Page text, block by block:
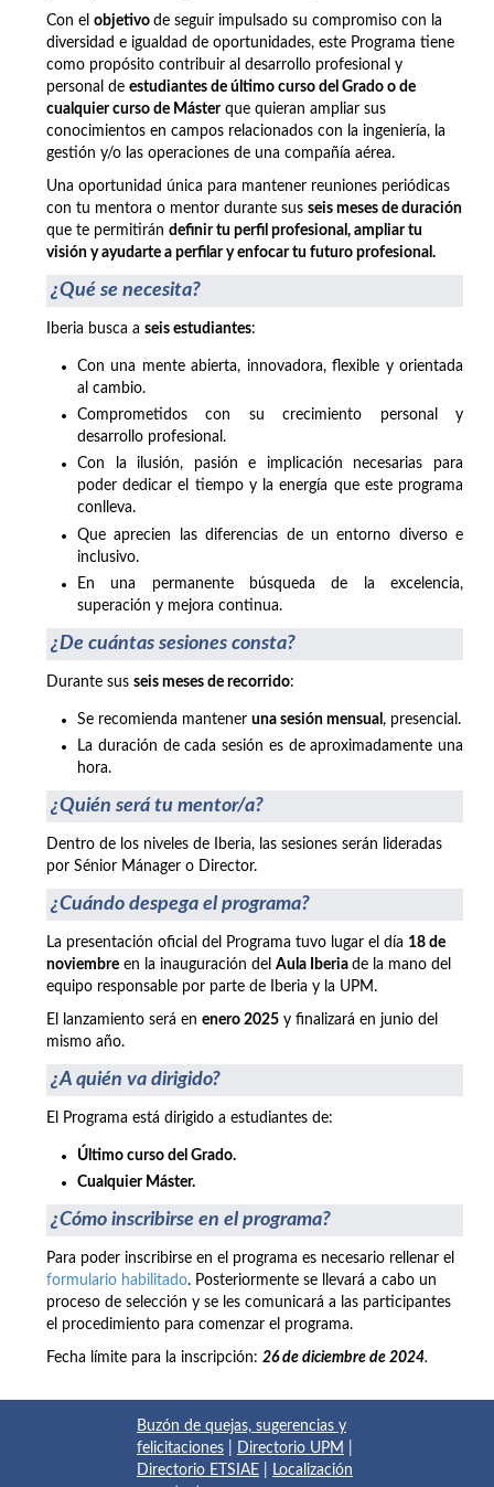
Con el objetivo de seguir impulsado su compromiso con la
diversidad e igualdad de oportunidades, este Programa tiene
como propósito contribuir al desarrollo profesional y
personal de estudiantes de último curso del Grado o de
cualquier curso de Másterque quieran ampliar sus
conocimientos en campos relacionados con la ingeniería, la
gestión y/o las operaciones de una compañía aérea.
Una oportunidad única para mantener reuniones periódicas
con tu mentora o mentor durante sus seis meses de duración
que te permitirán definir tu perfil profesional, ampliar tu
visión y ayudarte a perfilar y enfocar tu futuro profesional.
¿Qué se necesita?
Iberia busca a seis estudiantes:
Con una mente abierta, innovadora, flexible y orientada
al cambio.
Comprometidos con su crecimiento personal y
desarrollo profesional.
Con la ilusión, pasión e implicación necesarias para
poder dedicar el tiempo y la energía que este programa
conlleva.
Que aprecien las diferencias de un entorno diverso e
inclusivo.
En una permanente búsqueda de la excelencia,
superación y mejora continua.
¿De cuántas sesiones consta?
Durante sus seis meses de recorrido:
Se recomienda mantener una sesión mensual , presencial.
La duración de cada sesión es de aproximadamente una
hora.
¿Quién será tu mentor/a?
Dentro de los niveles de Iberia, las sesiones serán lideradas
por Sénior Mánager o Director.
¿Cuándo despega el programa?
La presentación oficial del Programa tuvo lugar el día 18 de
noviembre en la inauguración del Aula Iberia de la mano del
equipo responsable por parte de Iberia y la UPM.
El lanzamiento será en enero 2025 y finalizará en junio del
mismo año.
¿A quién va dirigido?
El Programa está dirigido a estudiantes de:
Último curso del Grado.
Cualquier Máster.
¿Cómo inscribirse en el programa?
Para poder inscribirse en el programa es necesario rellenar el
formulario habilitado. Posteriormente se llevará a cabo un
proceso de selección y se les comunicará a las participantes
el procedimiento para comenzar el programa.
Fecha límite para la inscripción: 26 de diciembre de 2024.
Buzón de quejas, sugerencias y
felicitaciones
Directorio UPM
Directorio ETSIAE
Localización